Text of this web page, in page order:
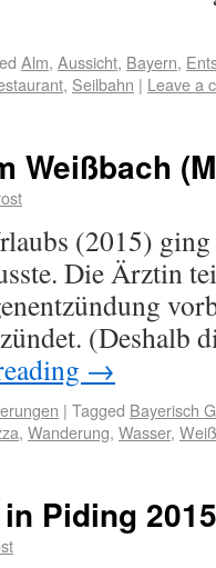
Alm, Aussicht, Bayern,
, Seilbahn | Leave a
Weißbach
(2015)
Die Ärztin
(Deshalb
→
| Tagged Bayerisch
, Wanderung, Wasser,
Piding 2015